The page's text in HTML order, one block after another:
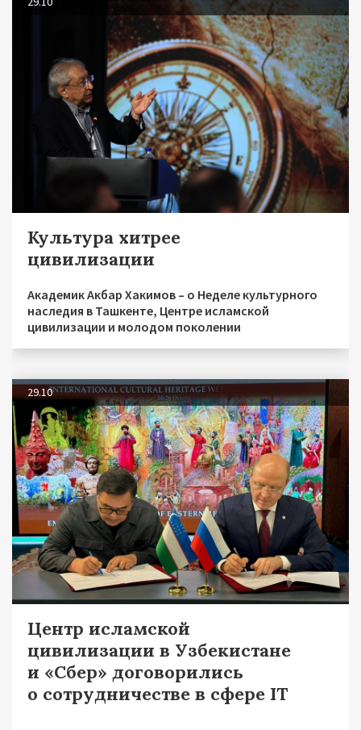
Культура хитрее
цивилизации
Академик Акбар Хакимов – о Неделе культурного
наследия в Ташкенте, Центре исламской
цивилизации и молодом поколении
29.10
Центр исламской
цивилизации в Узбекистане
и «Сбер» договорились
о сотрудничестве в сфере IT